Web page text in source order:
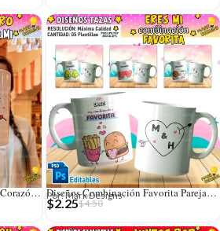
Diseños Te quiero con todo mi Corazón para Tazas Diseños Combinación Favorita Parejas Tazas Editables
Por: Mark Designs
$4.50
$2.25